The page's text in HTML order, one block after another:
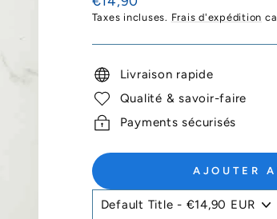
régulier
Taxes incluses. Frais d'expédition
Livraison rapide
Qualité & savoir-faire
Payments sécurisés
AJOUTER